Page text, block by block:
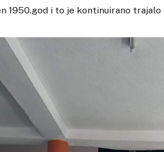
1950.god i to je kontinuirano trajalo